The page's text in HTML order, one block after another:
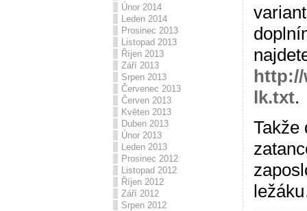
Únor 2014
Leden 2014
Prosinec 2013
Listopad 2013
Říjen 2013
Září 2013
Srpen 2013
Červenec 2013
Červen 2013
Květen 2013
Duben 2013
Únor 2013
Leden 2013
Prosinec 2012
Listopad 2012
Říjen 2012
Září 2012
Srpen 2012
lk.txt.
Takže